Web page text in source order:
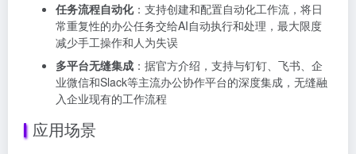
任务流程自动化：支持创建和配置自动化工作流，将日
常重复性的办公任务交给AI自动执行和处理，最大限度
减少手工操作和人为失误
多平台无缝集成 ：据官方介绍，支持与钉钉、飞书、企
业微信和Slack等主流办公协作平台的深度集成，无缝融
入企业现有的工作流程
应用场景